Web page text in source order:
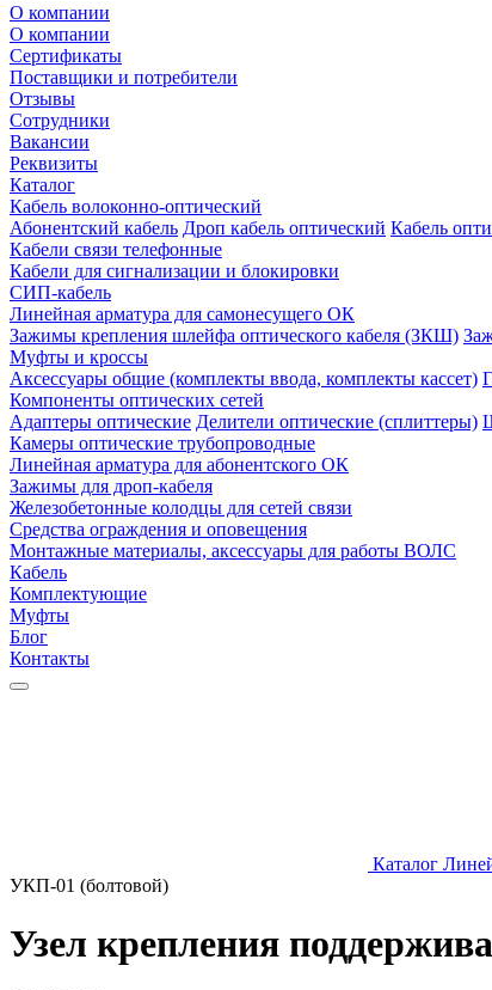
О компании
О компании
Сертификаты
Поставщики и потребители
Отзывы
Сотрудники
Вакансии
Реквизиты
Каталог
Кабель волоконно-оптический
Абонентский кабель Дроп кабель оптический Кабель
Кабели связи телефонные
Кабели для сигнализации и блокировки
СИП-кабель
Линейная арматура для самонесущего ОК
Зажимы крепления шлейфа оптического кабеля (ЗКШ)
Муфты и кроссы
Аксессуары общие (комплекты ввода, комплекты кассет)
Компоненты оптических сетей
Адаптеры оптические Делители оптические (сплиттеры)
Камеры оптические трубопроводные
Линейная арматура для абонентского ОК
Зажимы для дроп-кабеля
Железобетонные колодцы для сетей связи
Средства ограждения и оповещения
Монтажные материалы, аксессуары для работы ВОЛС
Кабель
Комплектующие
Муфты
Блог
Контакты
Каталог
УКП-01 (болтовой)
Узел крепления